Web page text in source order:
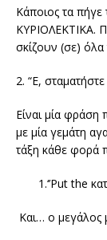
Κάποιος τα
ΚΥΡΙΟΛΕΚΤΙΚΑ.
σκίζουν (σε)
2. “Ε,
Είναι μία φράση
με μία γεμάτη
τάξη κάθε φορά
1.‘’Put the
Και… ο μεγάλος